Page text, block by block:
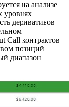
на анализе
уровнях
деривативов
Call контрактов
позиций
диапазон